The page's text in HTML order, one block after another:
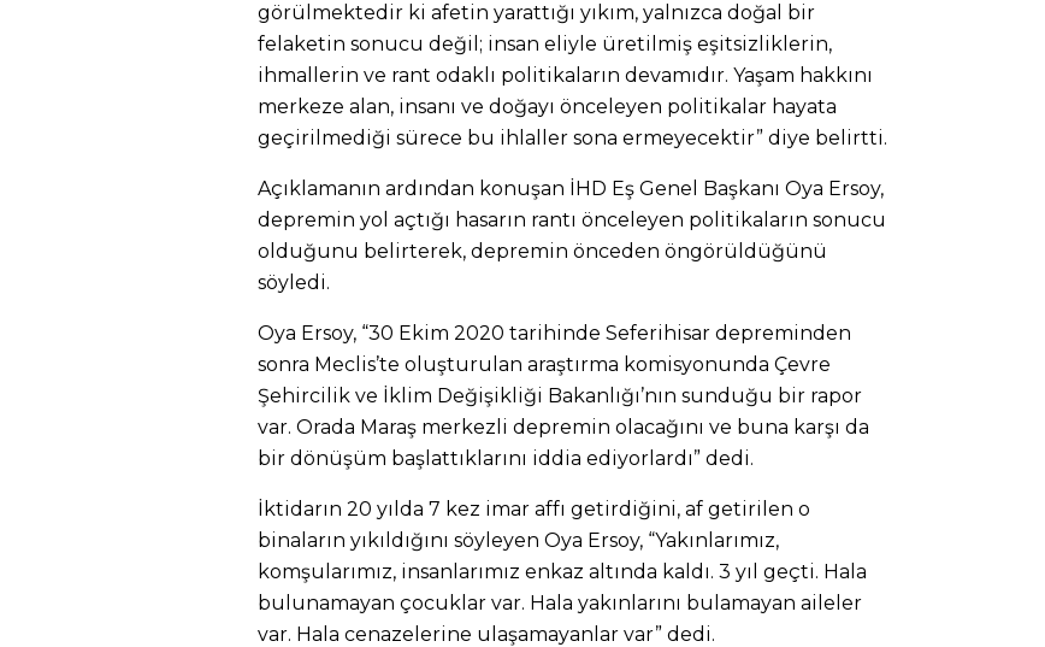
görülmektedir ki afetin yarattığı yıkım, yalnızca doğal bir
felaketin sonucu değil; insan eliyle üretilmiş eşitsizliklerin,
ihmallerin ve rant odaklı politikaların devamıdır. Yaşam hakkını
merkeze alan, insanı ve doğayı önceleyen politikalar hayata
geçirilmediği sürece bu ihlaller sona ermeyecektir” diye belirtti.
Açıklamanın ardından konuşan İHD Eş Genel Başkanı Oya Ersoy,
depremin yol açtığı hasarın rantı önceleyen politikaların sonucu
olduğunu belirterek, depremin önceden öngörüldüğünü
söyledi.
Oya Ersoy, “30 Ekim 2020 tarihinde Seferihisar depreminden
sonra Meclis’te oluşturulan araştırma komisyonunda Çevre
Şehircilik ve İklim Değişikliği Bakanlığı’nın sunduğu bir rapor
var. Orada Maraş merkezli depremin olacağını ve buna karşı da
bir dönüşüm başlattıklarını iddia ediyorlardı” dedi.
İktidarın 20 yılda 7 kez imar affı getirdiğini, af getirilen o
binaların yıkıldığını söyleyen Oya Ersoy, “Yakınlarımız,
komşularımız, insanlarımız enkaz altında kaldı. 3 yıl geçti. Hala
bulunamayan çocuklar var. Hala yakınlarını bulamayan aileler
var. Hala cenazelerine ulaşamayanlar var” dedi.